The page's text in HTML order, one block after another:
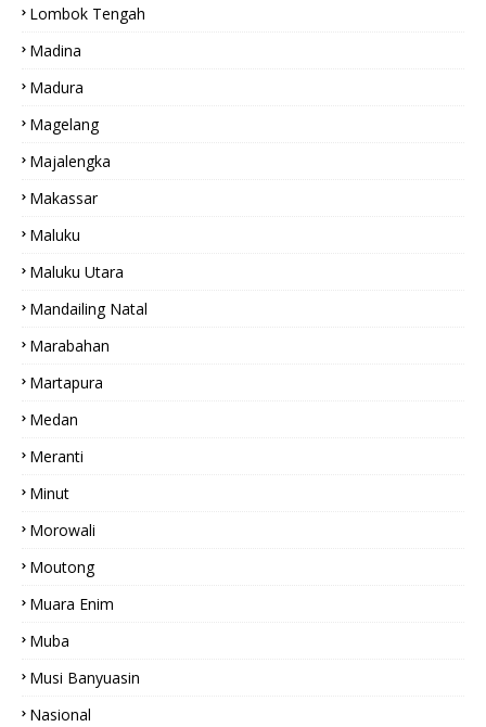
Lombok Tengah
Madina
Madura
Magelang
Majalengka
Makassar
Maluku
Maluku Utara
Mandailing Natal
Marabahan
Martapura
Medan
Meranti
Minut
Morowali
Moutong
Muara Enim
Muba
Musi Banyuasin
Nasional